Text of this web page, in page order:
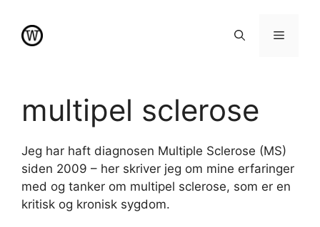
indhold
Menu
multipel sclerose
Jeg har haft diagnosen Multiple Sclerose (MS)
siden 2009 – her skriver jeg om mine erfaringer
med og tanker om multipel sclerose, som er en
kritisk og kronisk sygdom.